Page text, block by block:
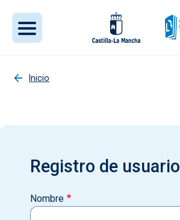
Inicio
Registro de usuario
Nombre